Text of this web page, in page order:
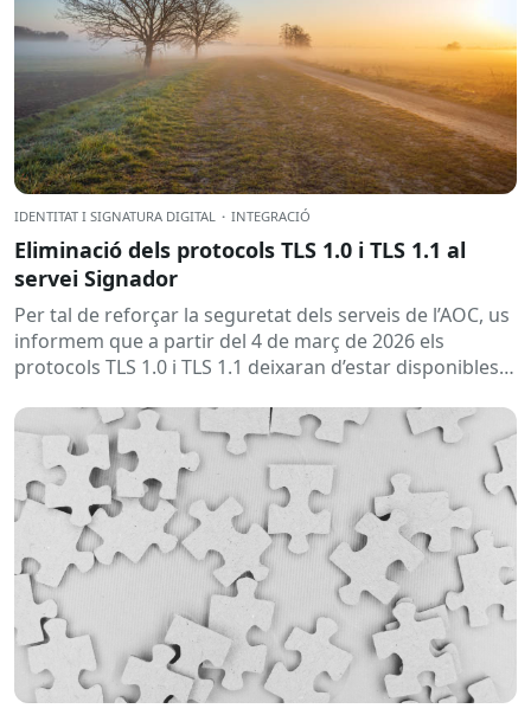
IDENTITAT I SIGNATURA DIGITAL · INTEGRACIÓ
Eliminació dels protocols TLS 1.0 i TLS 1.1 al
servei Signador
Per tal de reforçar la seguretat dels serveis de l’AOC, us
informem que a partir del 4 de març de 2026 els
protocols TLS 1.0 i TLS 1.1 deixaran d’estar disponibles